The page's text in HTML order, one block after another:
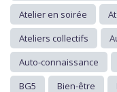
Atelier en soirée
Ateliers collectifs
Auto-connaissance
BG5
Bien-être